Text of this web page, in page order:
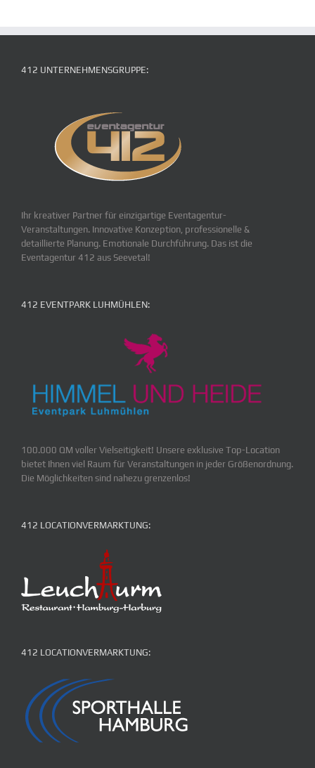
412 UNTERNEHMENSGRUPPE:
Ihr kreativer Partner für einzigartige Eventagentur-
Veranstaltungen. Innovative Konzeption, professionelle &
detaillierte Planung. Emotionale Durchführung. Das ist die
Eventagentur 412 aus Seevetal!
412 EVENTPARK LUHMÜHLEN:
100.000 QM voller Vielseitigkeit! Unsere exklusive Top-Location
bietet Ihnen viel Raum für Veranstaltungen in jeder Größenordnung.
Die Möglichkeiten sind nahezu grenzenlos!
412 LOCATIONVERMARKTUNG:
412 LOCATIONVERMARKTUNG: